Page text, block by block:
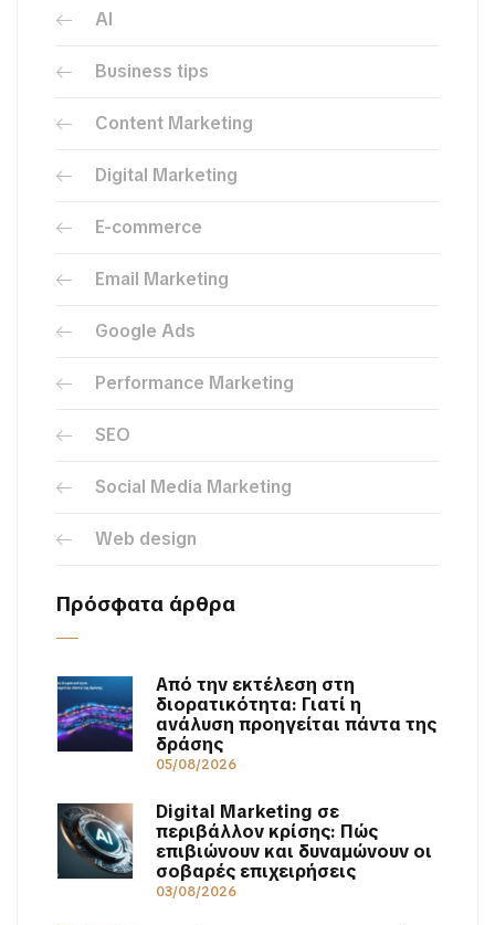
AI
Business tips
Content Marketing
Digital Marketing
E-commerce
Email Marketing
Google Ads
Performance Marketing
SEO
Social Media Marketing
Web design
Πρόσφατα άρθρα
Από την εκτέλεση στη
διορατικότητα: Γιατί η
ανάλυση προηγείται πάντα της
δράσης
05/08/2026
Digital Marketing σε
περιβάλλον κρίσης: Πώς
επιβιώνουν και δυναμώνουν οι
σοβαρές επιχειρήσεις
03/08/2026